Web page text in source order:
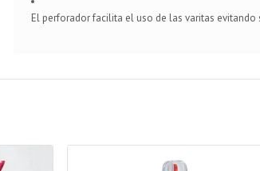
El perforador facilita el uso de las varitas evitando